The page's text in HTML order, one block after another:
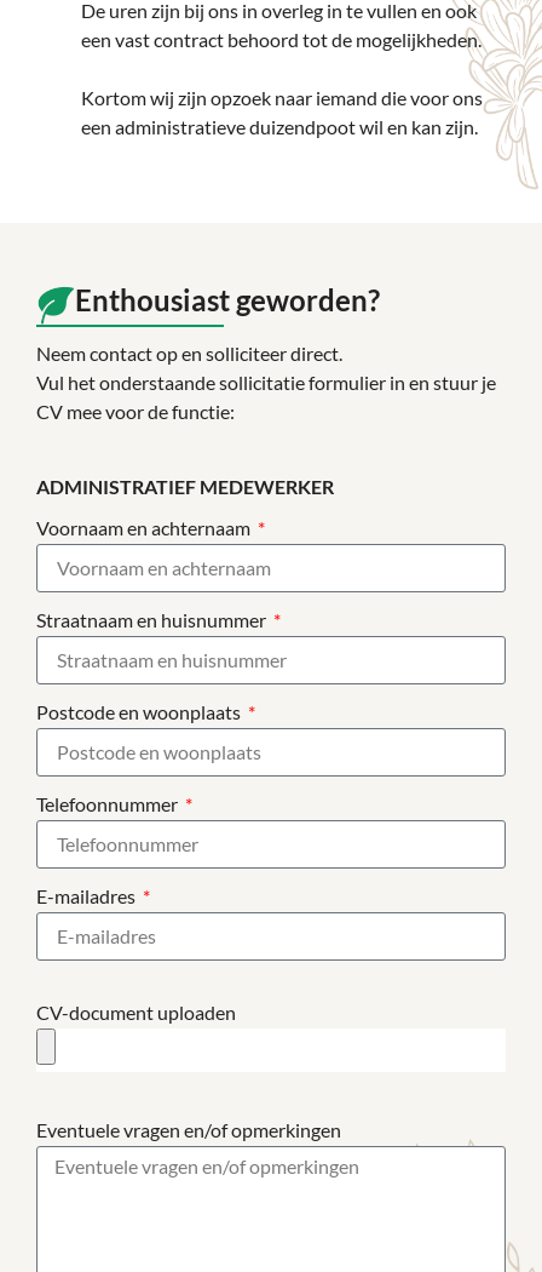
De uren zijn bij ons in overleg in te vullen en ook
een vast contract behoord tot de mogelijkheden.
Kortom wij zijn opzoek naar iemand die voor ons
een administratieve duizendpoot wil en kan zijn.
Enthousiast geworden?
Neem contact op en solliciteer direct.
Vul het onderstaande sollicitatie formulier in en stuur je
CV mee voor de functie:
ADMINISTRATIEF MEDEWERKER
Voornaam en achternaam
Straatnaam en huisnummer
Postcode en woonplaats
Telefoonnummer
E-mailadres
CV-document uploaden
Eventuele vragen en/of opmerkingen